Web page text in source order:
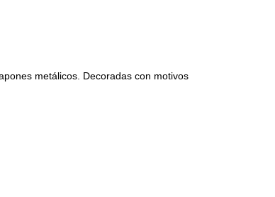
metálicos. Decoradas con motivos